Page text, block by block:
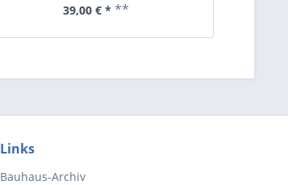
39,00 € * **
Links
Bauhaus-Archiv